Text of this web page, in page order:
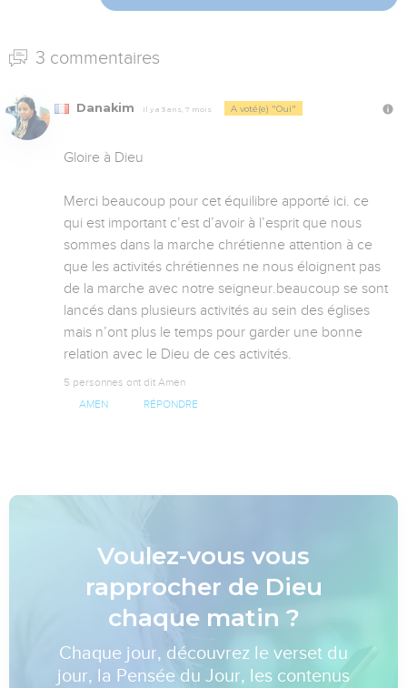
3 commentaires
Danakim Il y a 3 ans, 7 mois A voté(e) "Oui"
Gloire à Dieu
Merci beaucoup pour cet équilibre apporté ici. ce
qui est important c’est d’avoir à l’esprit que nous
sommes dans la marche chrétienne attention à ce
que les activités chrétiennes ne nous éloignent pas
de la marche avec notre seigneur.beaucoup se sont
lancés dans plusieurs activités au sein des églises
mais n’ont plus le temps pour garder une bonne
relation avec le Dieu de ces activités.
5 personnes ont dit Amen
AMEN RÉPONDRE
Voulez-vous vous
rapprocher de Dieu
chaque matin ?
Chaque jour, découvrez le verset du
jour, la Pensée du Jour, les contenus